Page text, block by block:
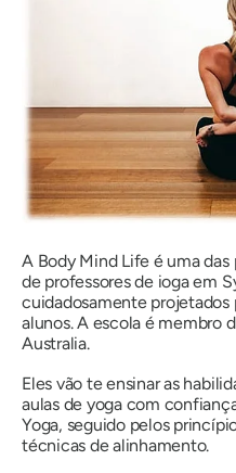
A Body Mind Life é uma
de professores de ioga em
cuidadosamente projetados
alunos. A escola é membro
Australia.
Eles vão te ensinar as
aulas de yoga com
Yoga, seguido pelos
técnicas de alinhamento.